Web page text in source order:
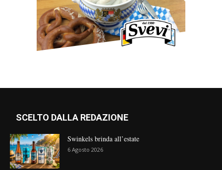
SCELTO DALLA REDAZIONE
Swinkels brinda all’estate
6 Agosto 2026